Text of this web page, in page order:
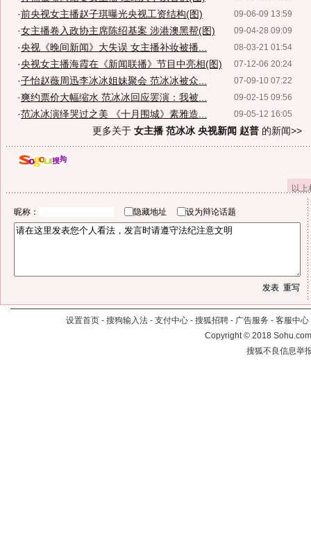
09-06-09 13:59
·前央视女主播赵子琪曝光央视工资结构(图)
09-04-28 09:09
·女主播卷入政协主席陈绍基案 涉港澳黑帮(图)
08-03-21 01:54
·央视《晚间新闻》大失误 女主播补妆被播...
07-12-06 20:24
·央视女主播海霞在《新闻联播》节目中亮相(图)
07-09-10 07:22
·子怡赵薇周迅李冰冰姐妹聚会 范冰冰被众...
09-02-15 09:56
·爽约票价大幅缩水 范冰冰回应罢演：我被...
09-05-12 16:05
·范冰冰演绎哭过之美 《十月围城》素雅造...
更多关于 女主播 范冰冰 央视新闻 赵普 的新闻>>
以
昵称： 隐藏地址 设为辩论话题
设置首页 - 搜狗输入法 - 支付中心 - 搜狐招聘 - 广告服务 - 客服中心
Copyright©2018
搜狐不良信息举